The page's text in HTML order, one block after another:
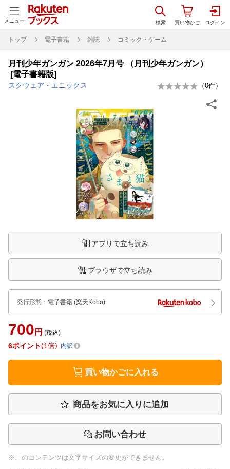
メニュー
トップ 電子書籍 雑誌 コミック・ゲーム
月刊少年ガンガン 2026年7月号 （月刊少年ガンガン）
[電子書籍版]
スクウェア・エニックス （0件）
アプリで立ち読み
ブラウザで立ち読み
発行形態 ： 電子書籍 (楽天Kobo)
700 円 (税込)
6ポイント 1倍 内訳
買い物かごに入れる
商品をお気に入りに追加
お問い合わせ
※このコンテンツは文字サイズの変更ができません。